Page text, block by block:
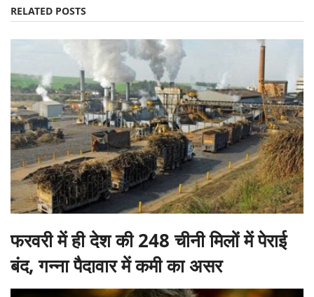
RELATED POSTS
फरवरी में ही देश की 248 चीनी मिलों में पेराई
बंद, गन्ना पैदावार में कमी का असर